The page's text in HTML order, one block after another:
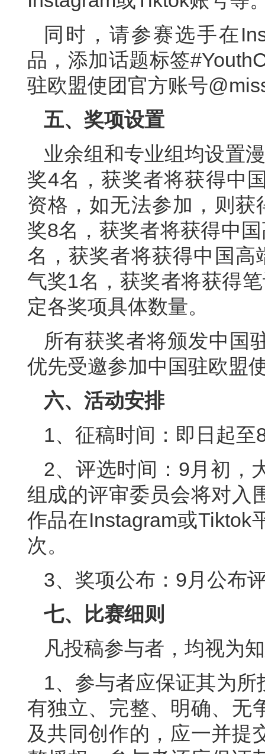
同时，请参赛选手在
品，添加话题标签
驻欧盟使团官方账号
五、奖项设置
业余组和专业组均设置
奖4名，获奖者将获得中
资格，如无法参加，则
奖8名，获奖者将获得中
名，获奖者将获得中国
气奖1名，获奖者将获得
定各奖项具体数量。
所有获奖者将颁发中国
优先受邀参加中国驻欧盟
六、活动安排
1、征稿时间：即日起至
2、评选时间：9月初，
组成的评审委员会将对入
作品在Instagram或Tiktok
次。
3、奖项公布：9月公布
七、比赛细则
凡投稿参与者，均视为
1、参与者应保证其为
有独立、完整、明确、无
及共同创作的，应一并提